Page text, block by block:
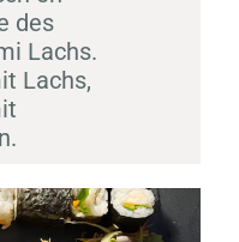
des
Lachs.
Lachs,